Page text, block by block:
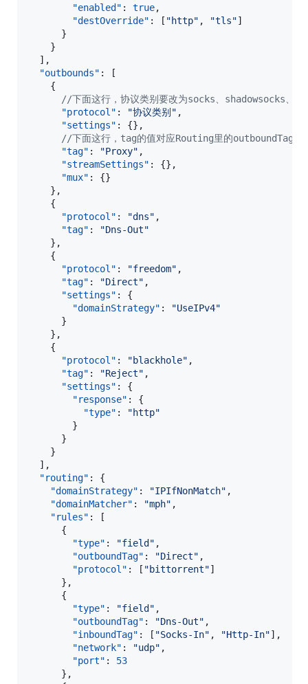
"enabled" : true,
"destOverride" : [ "http" , "tls"]
      }
    }
  ],
"outbounds" : [
    {
//下面这行，协议类别要改为socks、shadowsocks、
"protocol" : "协议类别 " ,
"settings" : {},
//下面这行，tag的值对应Routing里的outboundTag，
"tag" : "Proxy" ,
"streamSettings" : {},
"mux" : {}
    },
    {
"protocol" : "dns" ,
"tag" : "Dns-Out"
    },
    {
"protocol" : "freedom" ,
"tag" : "Direct" ,
"settings" : {
"domainStrategy" : "UseIPv4"
      }
    },
    {
"protocol" : "blackhole" ,
"tag" : "Reject" ,
"settings" : {
"response" : {
"type" : "http"
        }
      }
    }
  ],
"routing" : {
"domainStrategy" : "IPIfNonMatch" ,
"domainMatcher" : "mph" ,
"rules" : [
      {
"type" : "field " ,
"outboundTag" : "Direct" ,
"protocol" : [ "bittorrent"]
      },
      {
"type" : "field " ,
"outboundTag" : "Dns-Out" ,
"inboundTag" : [ "Socks-In" , "Http-In"],
"network" : "udp" ,
"port" : 53
      },